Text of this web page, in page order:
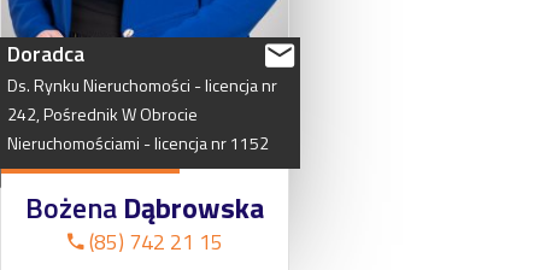
Doradca
Ds.RynkuNieruchomości -licencjanr
242,PośrednikWObrocie
Nieruchomościami -licencjanr1152
BożenaDąbrowska
(85) 742 21 15